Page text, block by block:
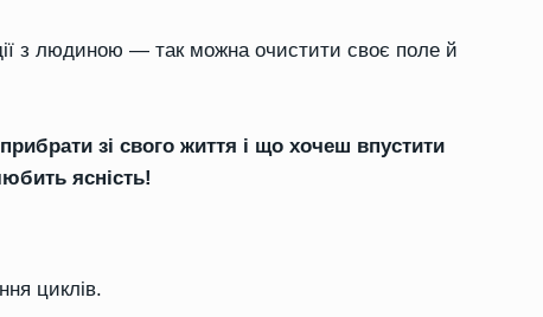
з людиною — так можна очистити своє поле й
зі свого життя і що хочеш впустити
ясність!
циклів.